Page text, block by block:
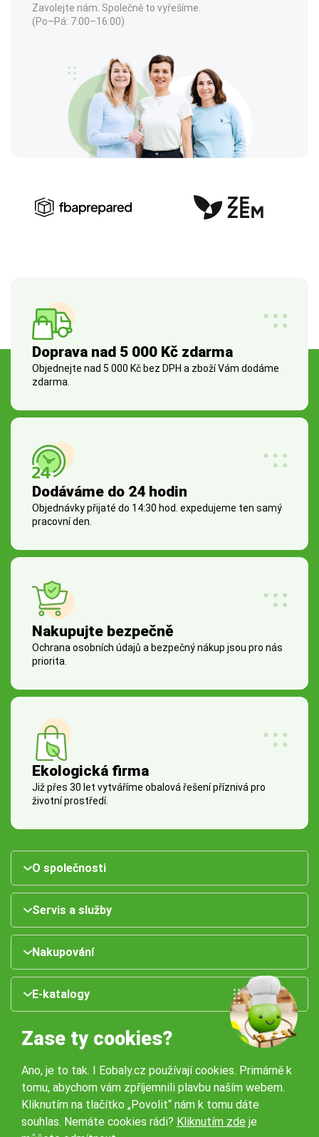
Zavolejte nám. Společně to vyřešíme.
(Po–Pá: 7:00–16:00)
Doprava nad 5 000 Kč zdarma
Objednejte nad 5 000 Kč bez DPH a zboží Vám dodáme
zdarma.
Dodáváme do 24 hodin
Objednávky přijaté do 14:30 hod. expedujeme ten samý
pracovní den.
Nakupujte bezpečně
Ochrana osobních údajů a bezpečný nákup jsou pro nás
priorita.
Ekologická firma
Již přes 30 let vytváříme obalová řešení příznivá pro
životní prostředí.
O společnosti
Servis a služby
Nakupování
E-katalogy
Naše pobočky:
Zase ty cookies?
Ano, je to tak. I Eobaly.cz používají cookies. Primárně k
tomu, abychom vám zpříjemnili plavbu naším webem.
Kliknutím na tlačítko „Povolit“ nám k tomu dáte
souhlas. Nemáte cookies rádi? Kliknutím zde je